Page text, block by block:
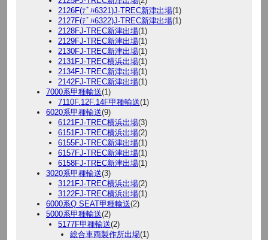
2126F(ﾃﾞﾊ6321)J-TREC新津出場(1)
2127F(ﾃﾞﾊ6322)J-TREC新津出場(1)
2128FJ-TREC新津出場(1)
2129FJ-TREC新津出場(1)
2130FJ-TREC新津出場(1)
2131FJ-TREC横浜出場(1)
2134FJ-TREC新津出場(1)
2142FJ-TREC新津出場(1)
7000系甲種輸送(1)
7110F.12F.14F甲種輸送(1)
6020系甲種輸送(9)
6121FJ-TREC横浜出場(3)
6151FJ-TREC横浜出場(2)
6155FJ-TREC新津出場(1)
6157FJ-TREC新津出場(1)
6158FJ-TREC新津出場(1)
3020系甲種輸送(3)
3121FJ-TREC横浜出場(2)
3122FJ-TREC横浜出場(1)
6000系Q SEAT甲種輸送(2)
5000系甲種輸送(2)
5177F甲種輸送(2)
総合車両製作所出場(1)